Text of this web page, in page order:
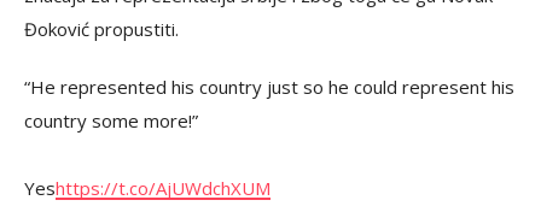
Đoković propustiti.
“He represented his country just so he could represent his
country some more!”
Yeshttps://t.co/AjUWdchXUM